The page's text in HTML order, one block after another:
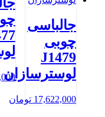
جالباسی
چوبی
J1479
لوسترسازان
17,622,000 تومان